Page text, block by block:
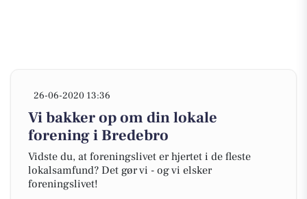
26-06-2020 13:36
Vi bakker op om din lokale
forening i Bredebro
Vidste du, at foreningslivet er hjertet i de fleste
lokalsamfund? Det gør vi - og vi elsker
foreningslivet!